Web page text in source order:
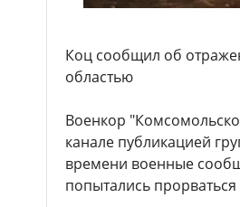
Коц сообщил об
областью
Военкор
канале публикацией
времени военные
попытались